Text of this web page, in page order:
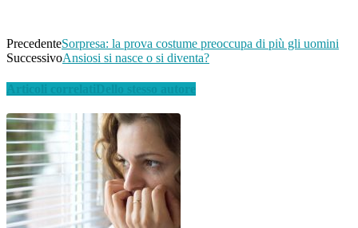
PrecedenteSorpresa: la prova costume preoccupa di più gli uomini
SuccessivoAnsiosi si nasce o si diventa?